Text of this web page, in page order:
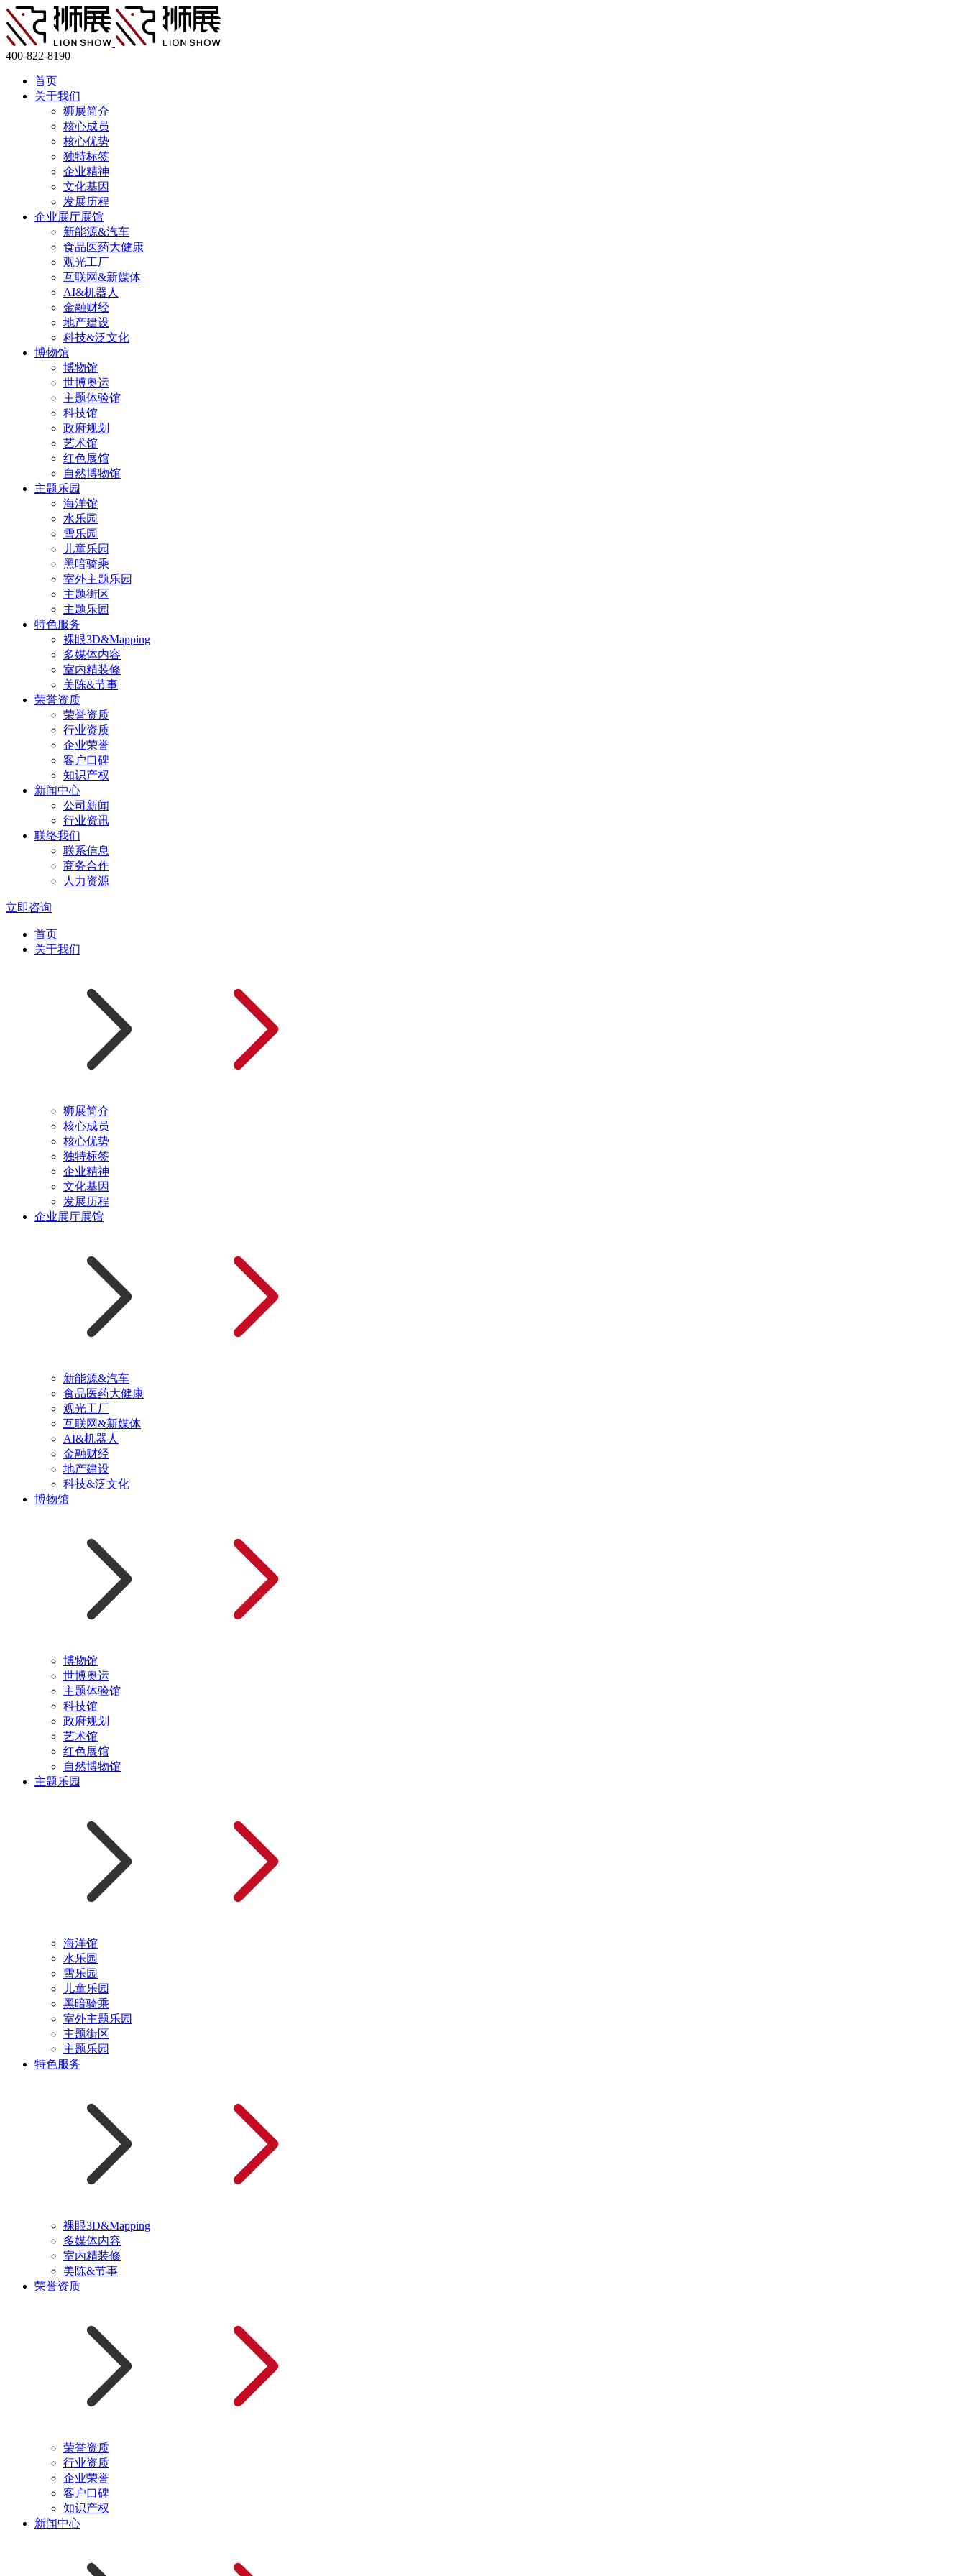
400-822-8190
首页
关于我们
狮展简介
核心成员
核心优势
独特标签
企业精神
文化基因
发展历程
企业展厅展馆
新能源&汽车
食品医药大健康
观光工厂
互联网&新媒体
AI&机器人
金融财经
地产建设
科技&泛文化
博物馆
博物馆
世博奥运
主题体验馆
科技馆
政府规划
艺术馆
红色展馆
自然博物馆
主题乐园
海洋馆
水乐园
雪乐园
儿童乐园
黑暗骑乘
室外主题乐园
主题街区
主题乐园
特色服务
裸眼3D&Mapping
多媒体内容
室内精装修
美陈&节事
荣誉资质
荣誉资质
行业资质
企业荣誉
客户口碑
知识产权
新闻中心
公司新闻
行业资讯
联络我们
联系信息
商务合作
人力资源
立即咨询
首页
关于我们
狮展简介
核心成员
核心优势
独特标签
企业精神
文化基因
发展历程
企业展厅展馆
新能源&汽车
食品医药大健康
观光工厂
互联网&新媒体
AI&机器人
金融财经
地产建设
科技&泛文化
博物馆
博物馆
世博奥运
主题体验馆
科技馆
政府规划
艺术馆
红色展馆
自然博物馆
主题乐园
海洋馆
水乐园
雪乐园
儿童乐园
黑暗骑乘
室外主题乐园
主题街区
主题乐园
特色服务
裸眼3D&Mapping
多媒体内容
室内精装修
美陈&节事
荣誉资质
荣誉资质
行业资质
企业荣誉
客户口碑
知识产权
新闻中心